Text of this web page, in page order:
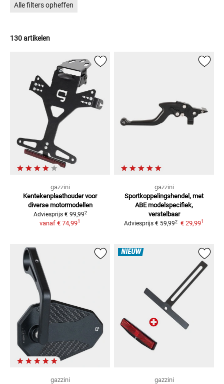
Alle filters opheffen
130 artikelen
gazzini
Kentekenplaathouder voor
diverse motormodellen
Adviesprijs € 99,992
vanaf € 74,991
gazzini
Sportkoppelingshendel, met
ABE modelspecifiek,
verstelbaar
Adviesprijs € 59,992 € 29,991
gazzini
NIEUW
gazzini